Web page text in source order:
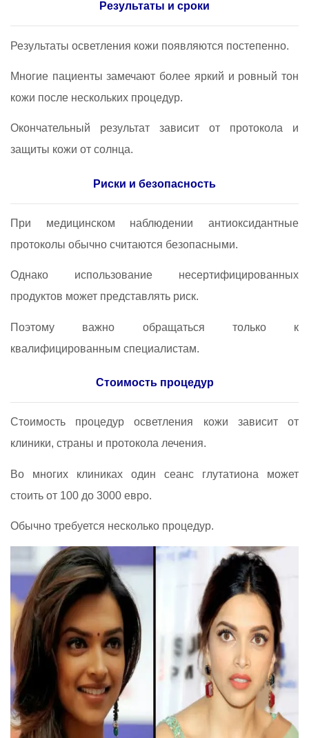
Результаты и сроки
Результаты осветления кожи появляются постепенно.
Многие пациенты замечают более яркий и ровный тон
кожи после нескольких процедур.
Окончательный результат зависит от протокола и
защиты кожи от солнца.
Риски и безопасность
При медицинском наблюдении антиоксидантные
протоколы обычно считаются безопасными.
Однако использование несертифицированных
продуктов может представлять риск.
Поэтому важно обращаться только к
квалифицированным специалистам.
Стоимость процедур
Стоимость процедур осветления кожи зависит от
клиники, страны и протокола лечения.
Во многих клиниках один сеанс глутатиона может
стоить от 100 до 3000 евро.
Обычно требуется несколько процедур.